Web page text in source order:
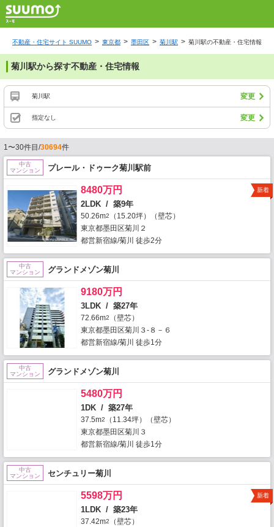
不動産・住宅サイト SUUMO 東京都 墨田区 菊川駅 菊川駅の不動産・住宅情報
菊川駅から探す不動産・住宅情報
菊川駅 変更
指定なし 変更
1〜30件目/30694件
中古
マンション
プレール・ドゥーク菊川駅前
8480万円
2LDK / 築9年
50.26m2
（15.20坪）（壁芯）
東京都墨田区菊川２
都営新宿線/菊川 徒歩2分
新着
中古
マンション
グランドメゾン菊川
9180万円
3LDK / 築27年
72.66m2
（壁芯）
東京都墨田区菊川３-８－６
都営新宿線/菊川 徒歩1分
中古
マンション
グランドメゾン菊川
5480万円
1DK / 築27年
37.5m2
（11.34坪）（壁芯）
東京都墨田区菊川３
都営新宿線/菊川 徒歩1分
中古
マンション
センチュリー菊川
5598万円
1LDK / 築23年
37.42m2
（壁芯）
新着